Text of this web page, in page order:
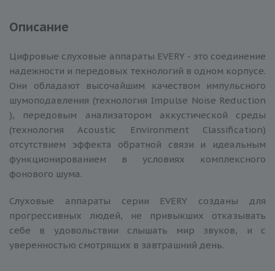
Описание
Ц ифровые слуховые аппараты EVERY - это соединение
надежности и передовых технологий в одном корпусе.
Они обладают высочайшим качеством импульсного
шумоподавления (технология Impulse Noise Reduction
), передовым анализатором аккустической среды
(технология Acoustic Environment Classification)
отсутствием эффекта обратной связи и идеальным
функционированием в условиях комплексного
фонового шума.
Слуховые аппараты серии EVERY созданы для
прогрессивных людей, не привыкших отказывать
себе в удовольствии слышать мир звуков, и с
уверенностью смотрящих в завтрашний день.